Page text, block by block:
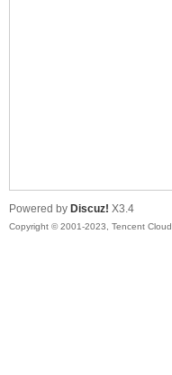
Powered by Discuz! X3.4
Copyright © 2001-2023, Tencent Cloud.